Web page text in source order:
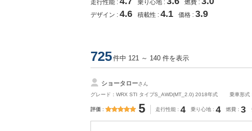
走行性能 乗り心地 燃費
デザイン 4.6 積載性 4.1 価格 3.9
725件中 121 ～ 140 件を表示
ショータローさん
グレード：WRX STI タイプS_AWD(MT_2.0) 2018年式
乗車形式
評価 5 走行性能 4 乗り心地 4 燃費 3